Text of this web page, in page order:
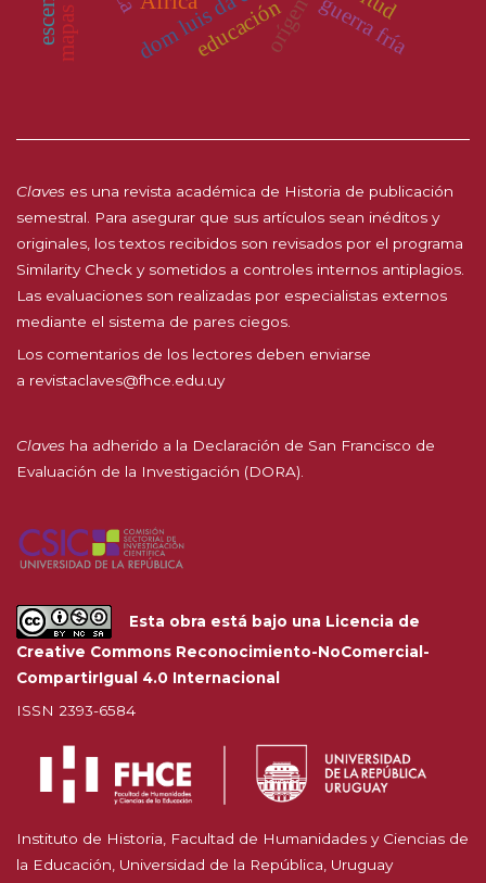
orígenes
educación guerra fría
Claves es una revista académica de Historia de publicación
semestral. Para asegurar que sus artículos sean inéditos y
originales, los textos recibidos son revisados por el programa
Similarity Check y sometidos a controles internos antiplagios.
Las evaluaciones son realizadas por especialistas externos
mediante el sistema de pares ciegos.
Los comentarios de los lectores deben enviarse
a revistaclaves@fhce.edu.uy
Claves ha adherido a la Declaración de San Francisco de
Evaluación de la Investigación (DORA).
Esta obra está bajo una Licencia de
Creative Commons Reconocimiento-NoComercial-
CompartirIgual 4.0 Internacional
ISSN 2393-6584
Instituto de Historia, Facultad de Humanidades y Ciencias de
la Educación, Universidad de la República, Uruguay